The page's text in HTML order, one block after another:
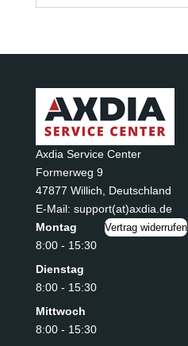
Axdia Service Center
Formerweg 9
47877 Willich, Deutschland
E-Mail: support(at)axdia.de
Montag
8:00 - 15:30
Dienstag
8:00 - 15:30
Mittwoch
8:00 - 15:30
Vertrag widerrufen